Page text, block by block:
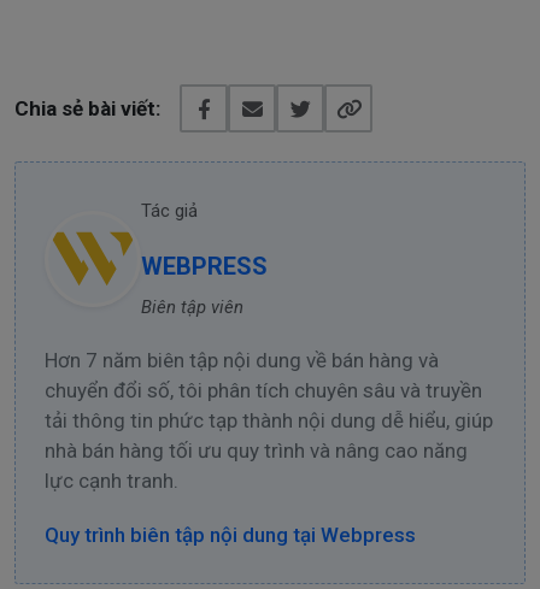
Chia sẻ bài viết:
Tác giả
WEBPRESS
Biên tập viên
Hơn 7 năm biên tập nội dung về bán hàng và
chuyển đổi số, tôi phân tích chuyên sâu và truyền
tải thông tin phức tạp thành nội dung dễ hiểu, giúp
nhà bán hàng tối ưu quy trình và nâng cao năng
lực cạnh tranh.
Quy trình biên tập nội dung tại Webpress